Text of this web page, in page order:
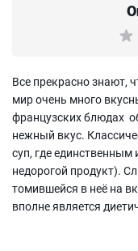
Все прекрасно знают,
мир очень много
французских блюдах
нежный вкус.
суп, где единственным
недорогой продукт).
томившейся в неё на
вполне является